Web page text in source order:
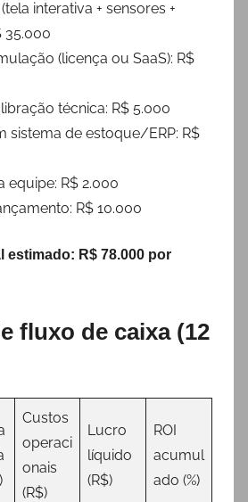
interativa + sensores +
35.000
(licença ou SaaS): R$
técnica: R$ 5.000
sistema de estoque/ERP: R$
equipe: R$ 2.000
R$ 10.000
estimado: R$ 78.000 por
fluxo de caixa (12
Custos
operaci
onais
(R$)
Lucro
líquido
(R$)
ROI
acumul
ado (%)